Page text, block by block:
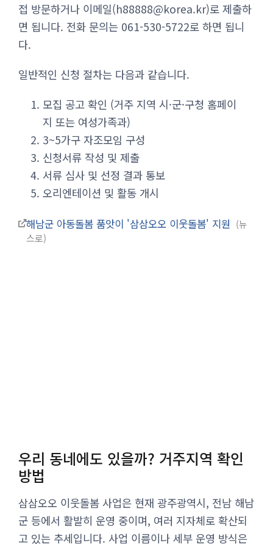
접 방문하거나 이메일(h88888@korea.kr)로 제출하
면 됩니다. 전화 문의는 061-530-5722로 하면 됩니
다.
일반적인 신청 절차는 다음과 같습니다.
모집 공고 확인 (거주 지역 시·군·구청 홈페이
지 또는 여성가족과)
3~5가구 자조모임 구성
신청서류 작성 및 제출
서류 심사 및 선정 결과 통보
오리엔테이션 및 활동 개시
해남군 아동돌봄 품앗이 '삼삼오오 이웃돌봄' 지원
뉴
스로
우리 동네에도 있을까? 거주지역 확인
방법
삼삼오오 이웃돌봄 사업은 현재 광주광역시, 전남 해남
군 등에서 활발히 운영 중이며, 여러 지자체로 확산되
고 있는 추세입니다. 사업 이름이나 세부 운영 방식은